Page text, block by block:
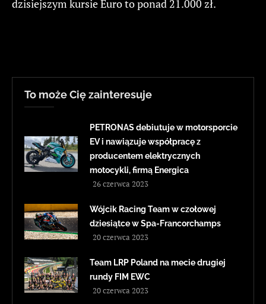
dzisiejszym kursie Euro to ponad 21.000 zł.
To może Cię zainteresuje
PETRONAS debiutuje w motorsporcie
EV i nawiązuje współpracę z
producentem elektrycznych
motocykli, firmą Energica
26 czerwca 2023
Wójcik Racing Team w czołowej
dziesiątce w Spa-Francorchamps
20 czerwca 2023
Team LRP Poland na mecie drugiej
rundy FIM EWC
20 czerwca 2023